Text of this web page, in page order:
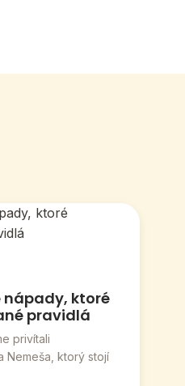
nápady, ktoré
pravidlá
privítali
Nemeša, ktorý stojí